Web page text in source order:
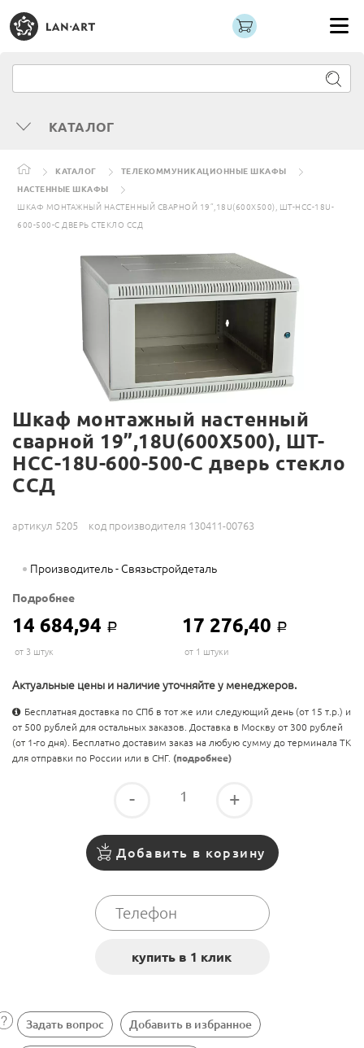
КАТАЛОГ
КАТАЛОГ
ТЕЛЕКОММУНИКАЦИОННЫЕ ШКАФЫ
НАСТЕННЫЕ ШКАФЫ
ШКАФ МОНТАЖНЫЙ НАСТЕННЫЙ СВАРНОЙ 19”,18U(600X500), ШТ-НСС-18U-
600-500-С ДВЕРЬ СТЕКЛО ССД
Шкаф монтажный настенный
сварной 19”,18U(600X500), ШТ-
НСС-18U-600-500-С дверь стекло
ССД
артикул 5205 код производителя 130411-00763
Производитель - Связьстройдеталь
Подробнее
14 684,94 Р 17 276,40 Р
от 3 штук от 1 штуки
Актуальные цены и наличие уточняйте у менеджеров.
Бесплатная доставка по СПб в тот же или следующий день (от 15 т.р.) и
от 500 рублей для остальных заказов. Доставка в Москву от 300 рублей
(от 1-го дня). Бесплатно доставим заказ на любую сумму до терминала ТК
для отправки по России или в СНГ. (подробнее)
- +
Добавить в корзину
Задать вопрос Добавить в избранное